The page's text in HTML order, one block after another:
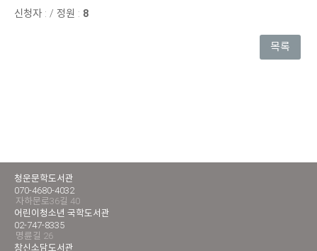
신청자 : / 정원 : 8
목록
청운문학도서관
070-4680-4032
자하문로36길 40
어린이청소년 국학도서관
02-747-8335
명륜길 26
창신소담도서관